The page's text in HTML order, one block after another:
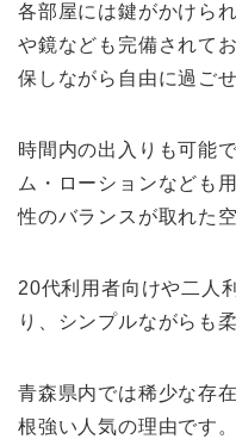
各部屋には鍵がかけら
や鏡なども完備されて
保しながら自由に過ご
時間内の出入りも可能
ム・ローションなども
性のバランスが取れた空
20代利用者向けや二人
り、シンプルながらも
青森県内では稀少な存
根強い人気の理由です。